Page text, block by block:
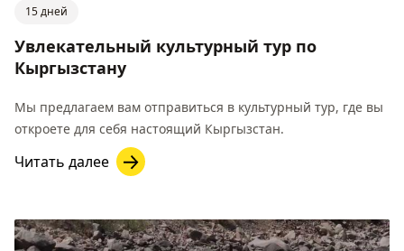
15 дней
Увлекательный культурный тур по
Кыргызстану
Мы предлагаем вам отправиться в культурный тур, где вы
откроете для себя настоящий Кыргызстан.
Читать далее